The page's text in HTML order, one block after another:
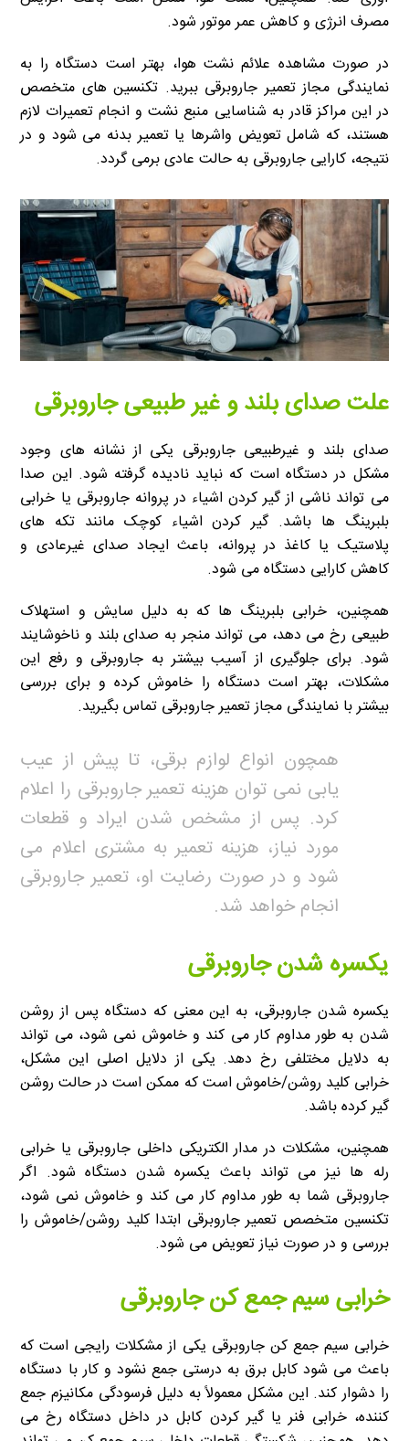
مصرف انرژی و کاهش عمر موتور شود.
در صورت مشاهده علائم نشت هوا، بهتر است دستگاه را به
نمایندگی مجاز تعمیر جاروبرقی ببرید. تکنسین های متخصص
در این مراکز قادر به شناسایی منبع نشت و انجام تعمیرات لازم
هستند، که شامل تعویض واشرها یا تعمیر بدنه می شود و در
نتیجه، کارایی جاروبرقی به حالت عادی برمی گردد.
علت صدای بلند و غیر طبیعی جاروبرقی
صدای بلند و غیرطبیعی جاروبرقی یکی از نشانه های وجود
مشکل در دستگاه است که نباید نادیده گرفته شود. این صدا
می تواند ناشی از گیر کردن اشیاء در پروانه جاروبرقی یا خرابی
بلبرینگ ها باشد. گیر کردن اشیاء کوچک مانند تکه های
پلاستیک یا کاغذ در پروانه، باعث ایجاد صدای غیرعادی و
کاهش کارایی دستگاه می شود.
همچنین، خرابی بلبرینگ ها که به دلیل سایش و استهلاک
طبیعی رخ می دهد، می تواند منجر به صدای بلند و ناخوشایند
شود. برای جلوگیری از آسیب بیشتر به جاروبرقی و رفع این
مشکلات، بهتر است دستگاه را خاموش کرده و برای بررسی
بیشتر با نمایندگی مجاز تعمیر جاروبرقی تماس بگیرید.
همچون انواع لوازم برقی، تا پیش از عیب
یابی نمی توان هزینه تعمیر جاروبرقی را اعلام
کرد. پس از مشخص شدن ایراد و قطعات
مورد نیاز، هزینه تعمیر به مشتری اعلام می
شود و در صورت رضایت او، تعمیر جاروبرقی
انجام خواهد شد.
یکسره شدن جاروبرقی
یکسره شدن جاروبرقی، به این معنی که دستگاه پس از روشن
شدن به طور مداوم کار می کند و خاموش نمی شود، می تواند
به دلایل مختلفی رخ دهد. یکی از دلایل اصلی این مشکل،
خرابی کلید روشن/خاموش است که ممکن است در حالت روشن
گیر کرده باشد.
همچنین، مشکلات در مدار الکتریکی داخلی جاروبرقی یا خرابی
رله ها نیز می تواند باعث یکسره شدن دستگاه شود. اگر
جاروبرقی شما به طور مداوم کار می کند و خاموش نمی شود،
تکنسین متخصص تعمیر جاروبرقی ابتدا کلید روشن/خاموش را
بررسی و در صورت نیاز تعویض می شود.
خرابی سیم جمع کن جاروبرقی
خرابی سیم جمع کن جاروبرقی یکی از مشکلات رایجی است که
باعث می شود کابل برق به درستی جمع نشود و کار با دستگاه
را دشوار کند. این مشکل معمولاً به دلیل فرسودگی مکانیزم جمع
کننده، خرابی فنر یا گیر کردن کابل در داخل دستگاه رخ می